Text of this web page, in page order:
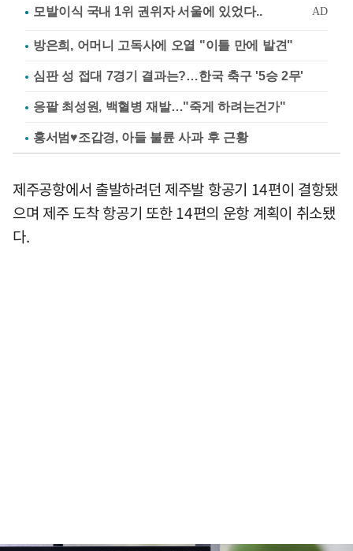
방은희, 어머니 고독사에 오열 "이틀 만에 발견"
심판 성 접대 7경기 결과는?…한국 축구 '5승 2무'
응팔 최성원, 백혈병 재발…"죽게 하려는건가"
홍서범♥조갑경, 아들 불륜 사과 후 근황
제주공항에서 출발하려던 제주발 항공기 14편이 결항됐
으며 제주 도착 항공기 또한 14편의 운항 계획이 취소됐
다.